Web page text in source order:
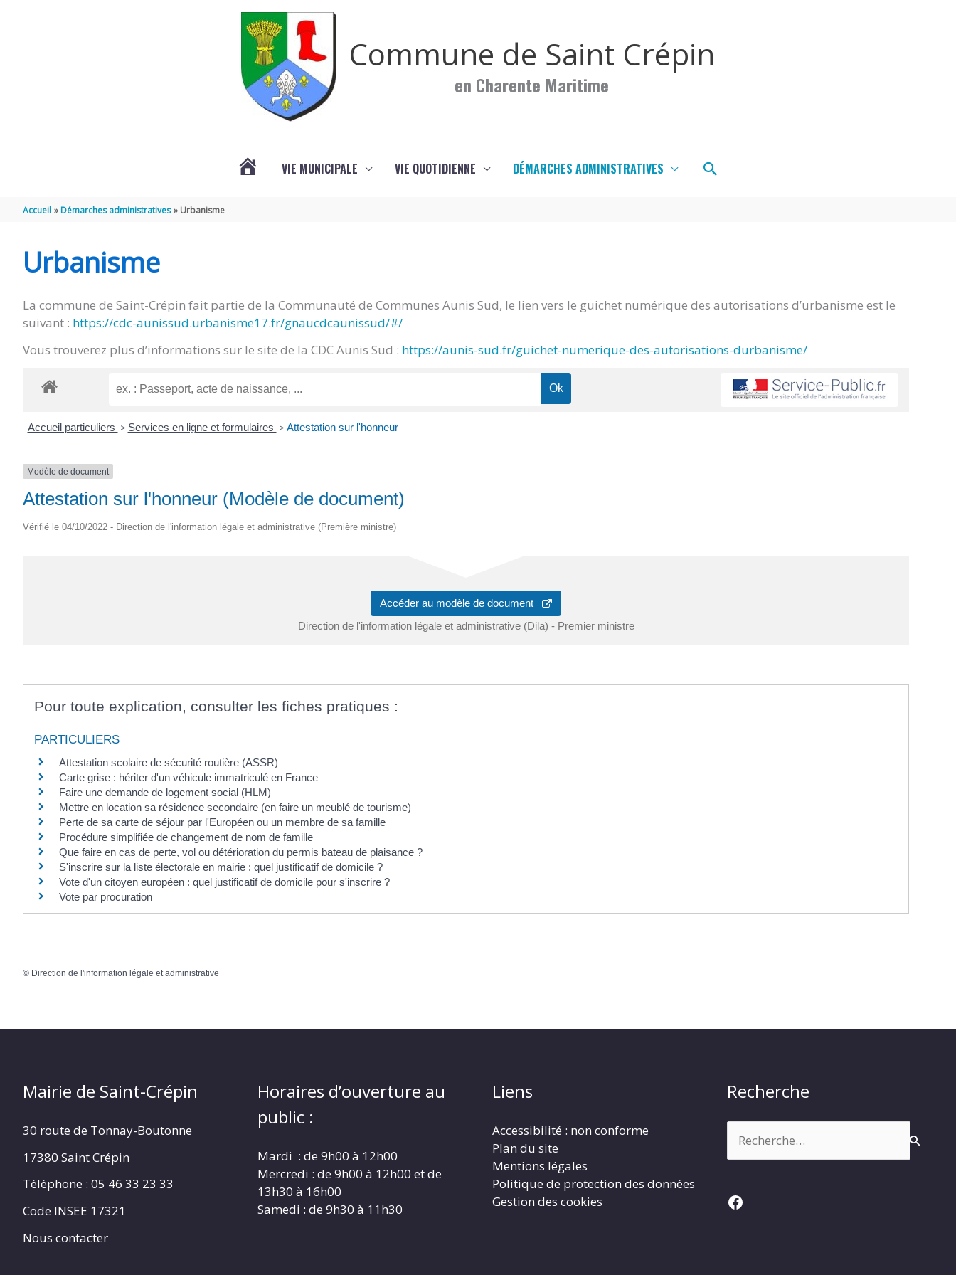
Commune de Saint Crépin
en Charente Maritime
CRÉPIN
VIE MUNICIPALE VIE QUOTIDIENNE DÉMARCHES ADMINISTRATIVES Rechercher
Accueil Démarches administratives Urbanisme
Urbanisme
La commune de Saint-Crépin fait partie de la Communauté de Communes Aunis Sud, le lien vers le guichet numérique des autorisations d’urbanisme est le
suivant : https://cdc-aunissud.urbanisme17.fr/gnaucdcaunissud/#/
Vous trouverez plus d’informations sur le site de la CDC Aunis Sud : https://aunis-sud.fr/guichet-numerique-des-autorisations-durbanisme/
Accueil particuliers > Services en ligne et formulaires > Attestation sur l'honneur
Modèle de document
Attestation sur l'honneur (Modèle de document)
Vérifié le 04/10/2022 - Direction de l'information légale et administrative (Première ministre)
Accéder au modèle de document
Direction de l'information légale et administrative (Dila) - Premier ministre
Pour toute explication, consulter les fiches pratiques :
PARTICULIERS
Attestation scolaire de sécurité routière (ASSR)
Carte grise : hériter d'un véhicule immatriculé en France
Faire une demande de logement social (HLM)
Mettre en location sa résidence secondaire (en faire un meublé de tourisme)
Perte de sa carte de séjour par l'Européen ou un membre de sa famille
Procédure simplifiée de changement de nom de famille
Que faire en cas de perte, vol ou détérioration du permis bateau de plaisance ?
S'inscrire sur la liste électorale en mairie : quel justificatif de domicile ?
Vote d'un citoyen européen : quel justificatif de domicile pour s'inscrire ?
Vote par procuration
© Direction de l'information légale et administrative
Mairie de Saint-Crépin
30 route de Tonnay-Boutonne
17380 Saint Crépin
Téléphone : 05 46 33 23 33
Code INSEE 17321
Nous contacter
Horaires d’ouverture au
public :
Mardi : de 9h00 à 12h00
Mercredi : de 9h00 à 12h00 et de
13h30 à 16h00
Samedi : de 9h30 à 11h30
Liens
Accessibilité : non conforme
Plan du site
Mentions légales
Politique de protection des données
Gestion des cookies
Recherche
Facebook